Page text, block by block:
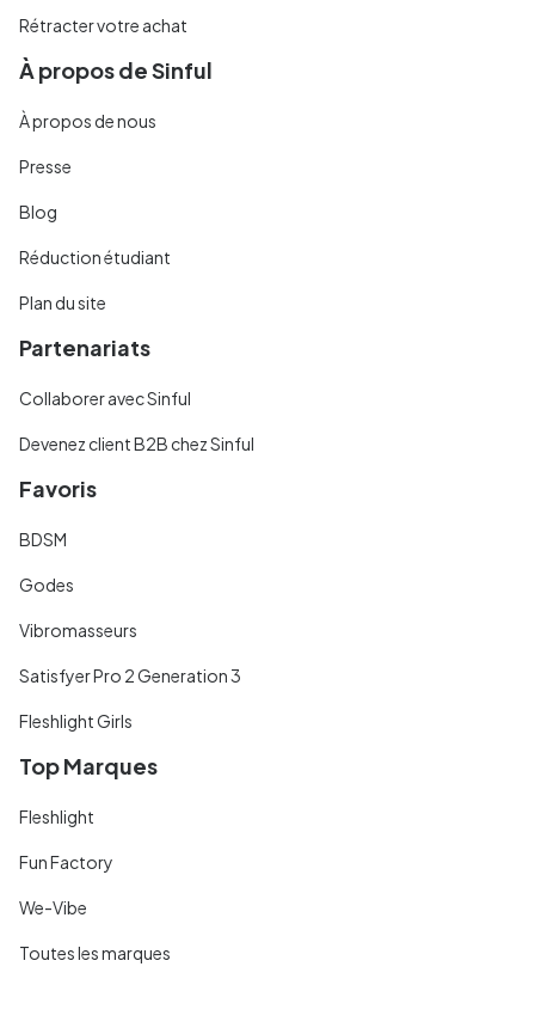
Rétracter votre achat
À propos de Sinful
À propos de nous
Presse
Blog
Réduction étudiant
Plan du site
Partenariats
Collaborer avec Sinful
Devenez client B2B chez Sinful
Favoris
BDSM
Godes
Vibromasseurs
Satisfyer Pro 2 Generation 3
Fleshlight Girls
Top Marques
Fleshlight
Fun Factory
We-Vibe
Toutes les marques